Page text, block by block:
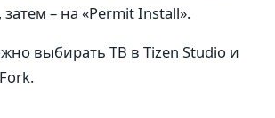
затем – на «Permit Install».
выбирать ТВ в Tizen Studio и